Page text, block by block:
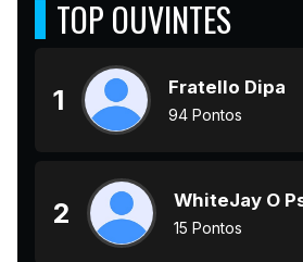
TOP OUVINTES
1 Fratello Dipa
94 Pontos
2 WhiteJay O
15 Pontos